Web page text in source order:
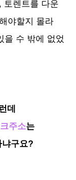
토렌트를 다운
야할지 몰라
을 수 밖에 없었
데
주소는
냐구요?